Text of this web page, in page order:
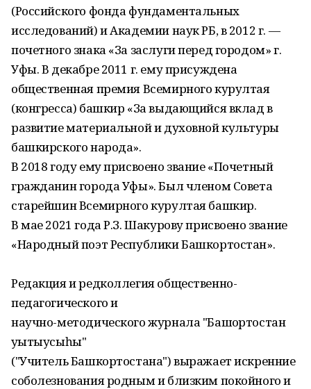
(Российского фонда фундаментальных
исследований) и Академии наук РБ, в 2012 г. —
почетного знака «За заслуги перед городом» г.
Уфы. В декабре 2011 г. ему присуждена
общественная премия Всемирного курултая
(конгресса) башкир «За выдающийся вклад в
развитие материальной и духовной культуры
башкирского народа».
В 2018 году ему присвоено звание «Почетный
гражданин города Уфы». Был членом Совета
старейшин Всемирного курултая башкир.
В мае 2021 года Р.З. Шакурову присвоено звание
«Народный поэт Республики Башкортостан».
Редакция и редколлегия общественно-
педагогического и
научно-методического журнала "Башҡортостан
уҡытыусыһы"
("Учитель Башкортостана") выражает искренние
соболезнования родным и близким покойного и